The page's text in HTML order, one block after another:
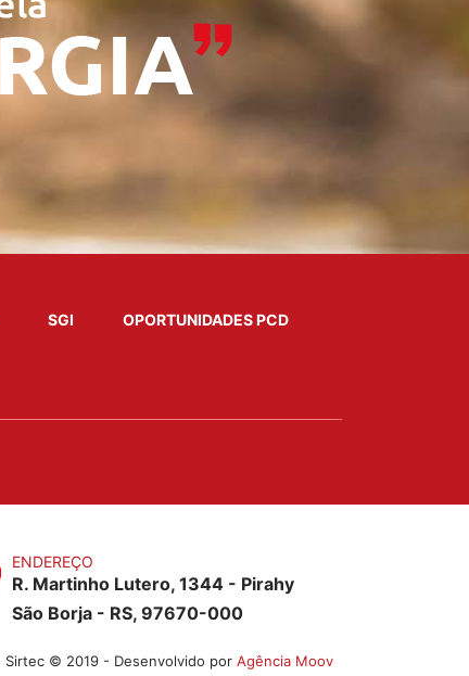
SGI OPORTUNIDADES PCD
ENDEREÇO
R. Martinho Lutero, 1344 - Pirahy
São Borja - RS, 97670-000
Sirtec © 2019 - Desenvolvido por Agência Moov